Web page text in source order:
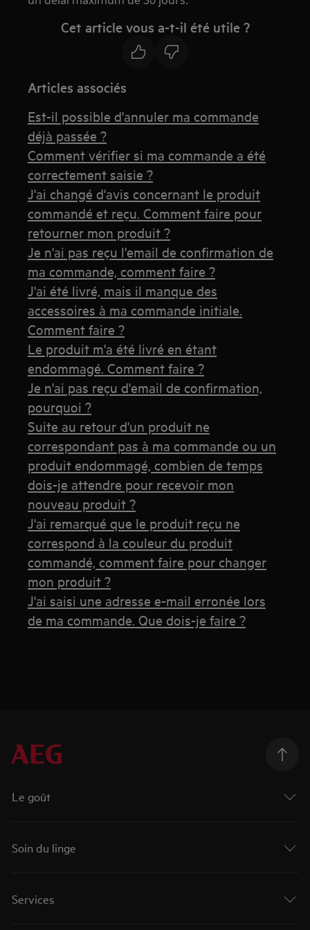
Cet article vous a-t-il été utile ?
Articles associés
Est-il possible d'annuler ma commande
déjà passée ?
Comment vérifier si ma commande a été
correctement saisie ?
J'ai changé d'avis concernant le produit
commandé et reçu. Comment faire pour
retourner mon produit ?
Je n'ai pas reçu l'email de confirmation de
ma commande, comment faire ?
J'ai été livré, mais il manque des
accessoires à ma commande initiale.
Comment faire ?
Le produit m'a été livré en étant
endommagé. Comment faire ?
Je n'ai pas reçu d'email de confirmation,
pourquoi ?
Suite au retour d'un produit ne
correspondant pas à ma commande ou un
produit endommagé, combien de temps
dois-je attendre pour recevoir mon
nouveau produit ?
J'ai remarqué que le produit reçu ne
correspond à la couleur du produit
commandé, comment faire pour changer
mon produit ?
J'ai saisi une adresse e-mail erronée lors
de ma commande. Que dois-je faire ?
Le goût
Soin du linge
Services